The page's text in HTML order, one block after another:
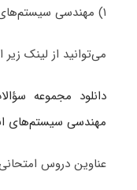
۱) مهندسی سیستم‌های انرژی (تمامی گرایش‌ها)
می‌توانید از لینک زیر
مهندسی سیستم‌های
عناوین دروس